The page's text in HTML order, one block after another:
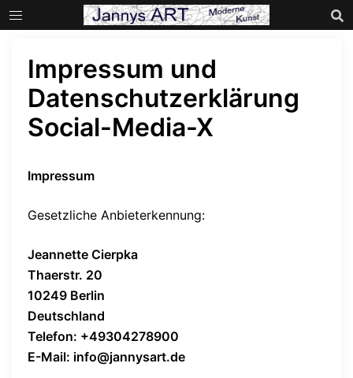
Zum
Inhalt
Impressum und
Datenschutzerklärung
Social-Media-X
Impressum
Gesetzliche Anbieterkennung:
Jeannette Cierpka
Thaerstr. 20
10249 Berlin
Deutschland
Telefon: +49304278900
E-Mail: info@jannysart.de